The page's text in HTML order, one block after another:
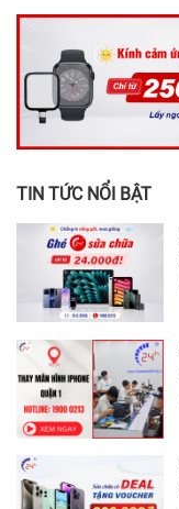
TIN TỨC NỔI BẬT